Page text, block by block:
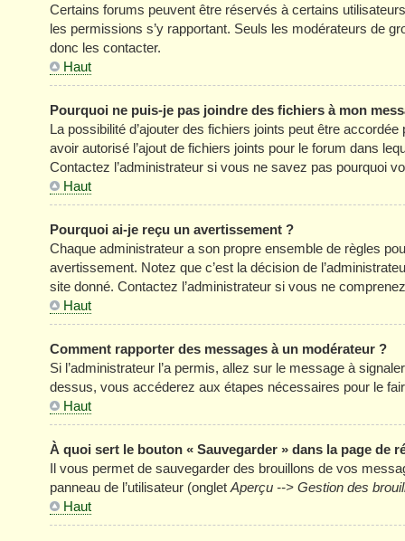
Certains forums peuvent être réservés à certains
les permissions s’y rapportant. Seuls les modérateurs de
donc les contacter.
Haut
Pourquoi ne puis-je pas joindre des fichiers à mon
La possibilité d’ajouter des fichiers joints peut être
avoir autorisé l’ajout de fichiers joints pour le forum dans
Contactez l’administrateur si vous ne savez pas pourquoi
Haut
Pourquoi ai-je reçu un avertissement ?
Chaque administrateur a son propre ensemble de règles
avertissement. Notez que c’est la décision de
site donné. Contactez l’administrateur si vous ne
Haut
Comment rapporter des messages à un modérateur ?
Si l’administrateur l’a permis, allez sur le message à
dessus, vous accéderez aux étapes nécessaires pour le
Haut
À quoi sert le bouton « Sauvegarder » dans la page de
Il vous permet de sauvegarder des brouillons de vos
panneau de l’utilisateur (onglet Aperçu --> Gestion des
Haut